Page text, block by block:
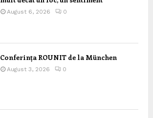
August 6, 2026 0
Conferința ROUNIT de la München
August 3, 2026 0